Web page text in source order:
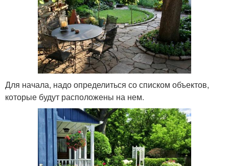
Для начала, надо определиться со списком объектов,
которые будут расположены на нем.